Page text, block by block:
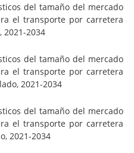
del tamaño del mercado
el transporte por carretera
2034
del tamaño del mercado
el transporte por carretera
2021-2034
del tamaño del mercado
el transporte por carretera
2021-2034